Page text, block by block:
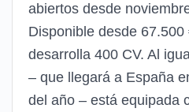
abiertos desde
Disponible desde 67.500
desarrolla 400 CV. Al
– que llegará a España
del año – está equipada